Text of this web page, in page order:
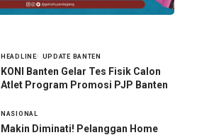
HEADLINE UPDATE BANTEN
KONI Banten Gelar Tes Fisik Calon
Atlet Program Promosi PJP Banten
NASIONAL
Makin Diminati! Pelanggan Home